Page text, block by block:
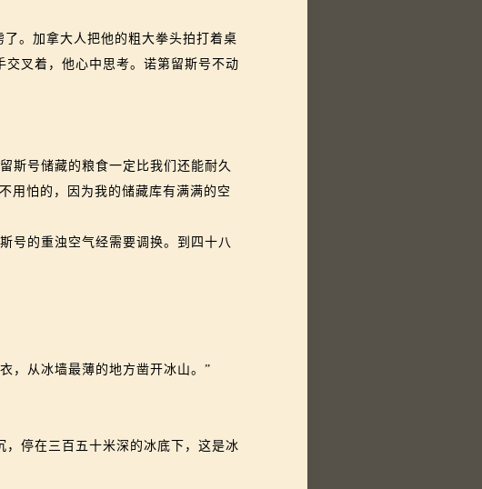
。加拿大人把他的粗大拳头拍打着桌
叉着，他心中思考。诺第留斯号不动
号储藏的粮食一定比我们还能耐久
用怕的，因为我的储藏库有满满的空
的重浊空气经需要调换。到四十八
从冰墙最薄的地方凿开冰山。”
停在三百五十米深的冰底下，这是冰